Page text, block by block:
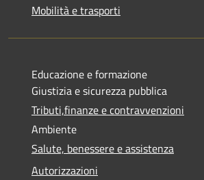
Mobilità e trasporti
Educazione e formazione
Giustizia e sicurezza pubblica
Tributi,finanze e contravvenzioni
Ambiente
Salute, benessere e assistenza
Autorizzazioni